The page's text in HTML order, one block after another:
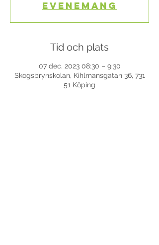
evenemang
Tid och plats
07 dec. 2023 08:30 – 9:30
Skogsbrynskolan, Kihlmansgatan 36, 731
51 Köping